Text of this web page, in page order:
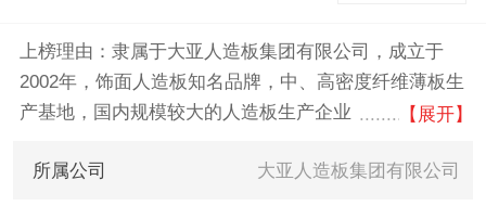
上榜理由：隶属于大亚人造板集团有限公司，成立于
2002年，饰面人造板知名品牌，中、高密度纤维薄板生
产基地，国内规模较大的人造板生产企业，主要生产多
层实木复合地板、高档家具等。公司深入贯彻绿色发展
【展开】
所属公司 大亚人造板集团有限公司